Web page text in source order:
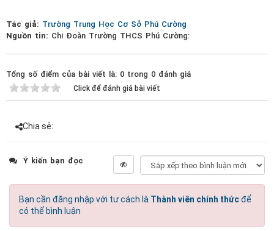
Tác giả: Trường Trung Học Cơ Sở Phú Cường
Nguồn tin: Chi Đoàn Trường THCS Phú Cường:
Tổng số điểm của bài viết là: 0 trong 0 đánh giá
Click để đánh giá bài viết
Chia sẻ:
Ý kiến bạn đọc
Bạn cần đăng nhập với tư cách là Thành viên chính thứcđể
có thể bình luận